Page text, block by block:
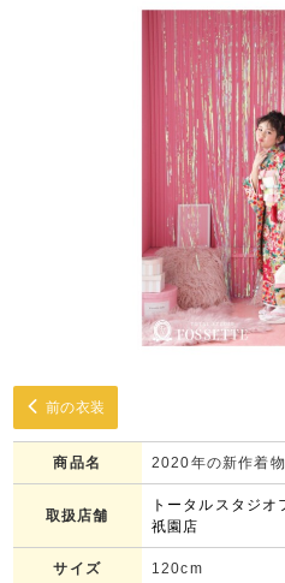
前の衣装
商品名 2020年の新作着
取扱店舗
トータルスタジ
祇園店
サイズ 120cm